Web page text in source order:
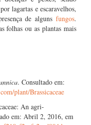
lagartas e escaravelhos,
de alguns fungos.
folhas ou as plantas mais
. Consultado em:
plant/Brassicaceae
An agri-
em: Abril 2, 2016, em